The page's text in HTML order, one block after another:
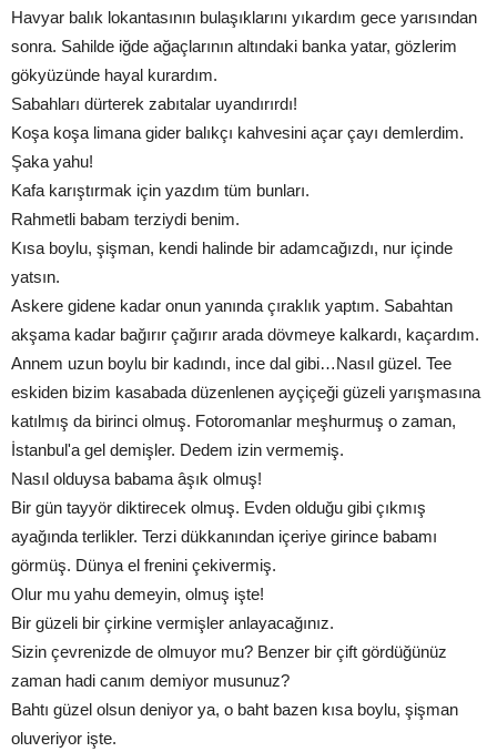
Havyar balık lokantasının bulaşıklarını yıkardım gece yarısından
sonra. Sahilde iğde ağaçlarının altındaki banka yatar, gözlerim
gökyüzünde hayal kurardım.
Sabahları dürterek zabıtalar uyandırırdı!
Koşa koşa limana gider balıkçı kahvesini açar çayı demlerdim.
Şaka yahu!
Kafa karıştırmak için yazdım tüm bunları.
Rahmetli babam terziydi benim.
Kısa boylu, şişman, kendi halinde bir adamcağızdı, nur içinde
yatsın.
Askere gidene kadar onun yanında çıraklık yaptım. Sabahtan
akşama kadar bağırır çağırır arada dövmeye kalkardı, kaçardım.
Annem uzun boylu bir kadındı, ince dal gibi…Nasıl güzel. Tee
eskiden bizim kasabada düzenlenen ayçiçeği güzeli yarışmasına
katılmış da birinci olmuş. Fotoromanlar meşhurmuş o zaman,
İstanbul'a gel demişler. Dedem izin vermemiş.
Nasıl olduysa babama âşık olmuş!
Bir gün tayyör diktirecek olmuş. Evden olduğu gibi çıkmış
ayağında terlikler. Terzi dükkanından içeriye girince babamı
görmüş. Dünya el frenini çekivermiş.
Olur mu yahu demeyin, olmuş işte!
Bir güzeli bir çirkine vermişler anlayacağınız.
Sizin çevrenizde de olmuyor mu? Benzer bir çift gördüğünüz
zaman hadi canım demiyor musunuz?
Bahtı güzel olsun deniyor ya, o baht bazen kısa boylu, şişman
oluveriyor işte.